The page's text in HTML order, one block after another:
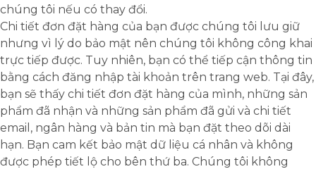
chúng tôi nếu có thay đổi.
Chi tiết đơn đặt hàng của bạn được chúng tôi lưu giữ
nhưng vì lý do bảo mật nên chúng tôi không công khai
trực tiếp được. Tuy nhiên, bạn có thể tiếp cận thông tin
bằng cách đăng nhập tài khoản trên trang web. Tại đây,
bạn sẽ thấy chi tiết đơn đặt hàng của mình, những sản
phẩm đã nhận và những sản phẩm đã gửi và chi tiết
email, ngân hàng và bản tin mà bạn đặt theo dõi dài
hạn. Bạn cam kết bảo mật dữ liệu cá nhân và không
được phép tiết lộ cho bên thứ ba. Chúng tôi không